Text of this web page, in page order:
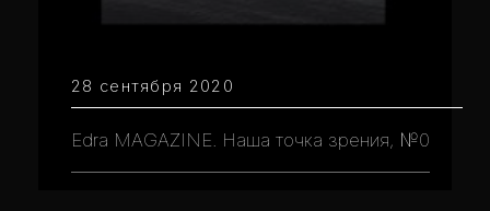
28 сентября 2020
Edra MAGAZINE. Наша точка зрения, №0